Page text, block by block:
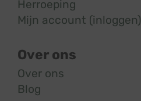
Herroeping
Mijn account (inloggen)
Over ons
Over ons
Blog